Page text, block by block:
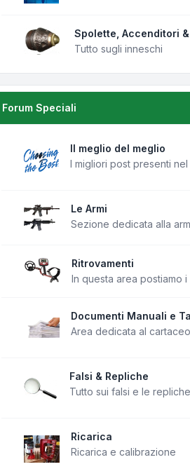
Spolette, Accenditori
Tutto sugli inneschi
Forum Speciali
Il meglio del meglio
I migliori post presenti
Le Armi
Sezione dedicata alla
Ritrovamenti
In questa area postiamo
Documenti Manuali e
Area dedicata al cartaceo
Falsi & Repliche
Tutto sui falsi e le repliche
Ricarica
Ricarica e calibrazione